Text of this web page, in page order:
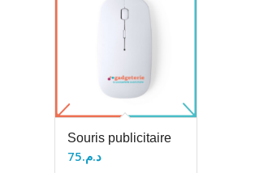
Souris publicitaire
د.م.75